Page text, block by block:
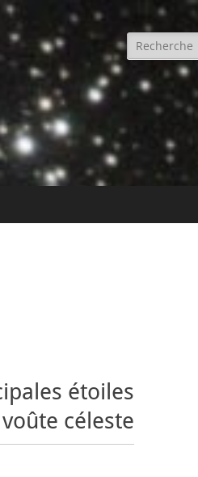
Rechercher :
étoiles
céleste